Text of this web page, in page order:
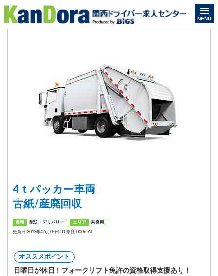
MENU
4ｔパッカー車両
古紙/産廃回収
業種 配送・デリバリー エリア 奈良県
更新日:2018年06月04日 ID:奈良-0006-A1
オススメポイント
日曜日が休日！フォークリフト免許の資格取得支援あり！